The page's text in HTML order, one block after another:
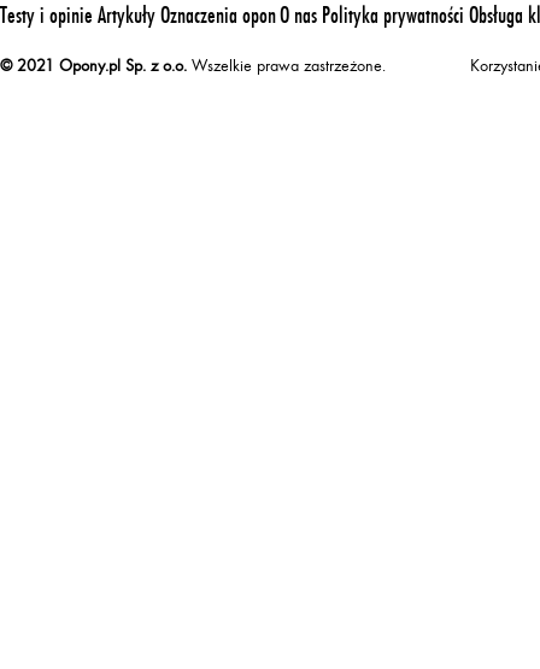
Testy i opinie ArtykułyOznaczenia oponO nas Polityka prywatności Obsługa
© 2021 Opony.pl Sp. z o.o. Wszelkie prawa zastrzeżone.